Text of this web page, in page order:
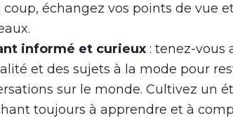
coup, échangez vos points de vue
informé et curieux : tenez-vous
et des sujets à la mode pour
sur le monde. Cultivez un
toujours à apprendre et à